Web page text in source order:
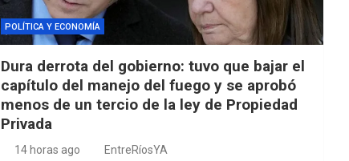
POLÍTICA Y ECONOMÍA
Dura derrota del gobierno: tuvo que bajar el
capítulo del manejo del fuego y se aprobó
menos de un tercio de la ley de Propiedad
Privada
14 horas ago EntreRíosYA